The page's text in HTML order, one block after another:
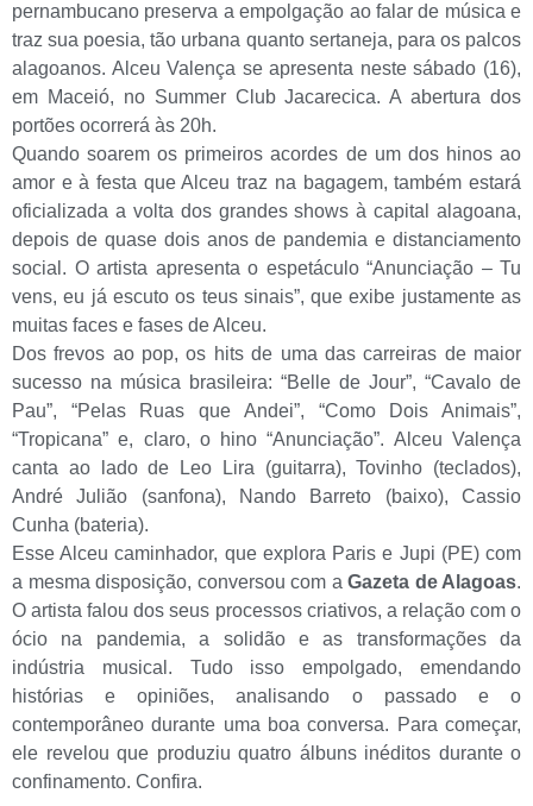
pernambucano preserva a empolgação ao falar de música e
traz sua poesia, tão urbana quanto sertaneja, para os palcos
alagoanos. Alceu Valença se apresenta neste sábado (16),
em Maceió, no Summer Club Jacarecica. A abertura dos
portões ocorrerá às 20h.
Quando soarem os primeiros acordes de um dos hinos ao
amor e à festa que Alceu traz na bagagem, também estará
oficializada a volta dos grandes shows à capital alagoana,
depois de quase dois anos de pandemia e distanciamento
social. O artista apresenta o espetáculo “Anunciação – Tu
vens, eu já escuto os teus sinais”, que exibe justamente as
muitas faces e fases de Alceu.
Dos frevos ao pop, os hits de uma das carreiras de maior
sucesso na música brasileira: “Belle de Jour”, “Cavalo de
Pau”, “Pelas Ruas que Andei”, “Como Dois Animais”,
“Tropicana” e, claro, o hino “Anunciação”. Alceu Valença
canta ao lado de Leo Lira (guitarra), Tovinho (teclados),
André Julião (sanfona), Nando Barreto (baixo), Cassio
Cunha (bateria).
Esse Alceu caminhador, que explora Paris e Jupi (PE) com
a mesma disposição, conversou com a Gazeta de Alagoas.
O artista falou dos seus processos criativos, a relação com o
ócio na pandemia, a solidão e as transformações da
indústria musical. Tudo isso empolgado, emendando
histórias e opiniões, analisando o passado e o
contemporâneo durante uma boa conversa. Para começar,
ele revelou que produziu quatro álbuns inéditos durante o
confinamento. Confira.